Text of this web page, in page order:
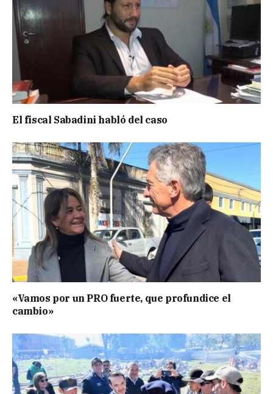
El fiscal Sabadini habló del caso
«Vamos por un PRO fuerte, que profundice el
cambio»